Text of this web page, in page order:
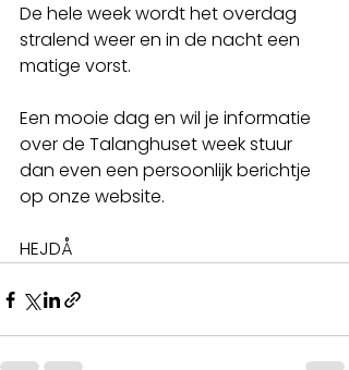
De hele week wordt het overdag
stralend weer en in de nacht een
matige vorst.
Een mooie dag en wil je informatie
over de Talanghuset week stuur
dan even een persoonlijk berichtje
op onze website.
HEJDÅ